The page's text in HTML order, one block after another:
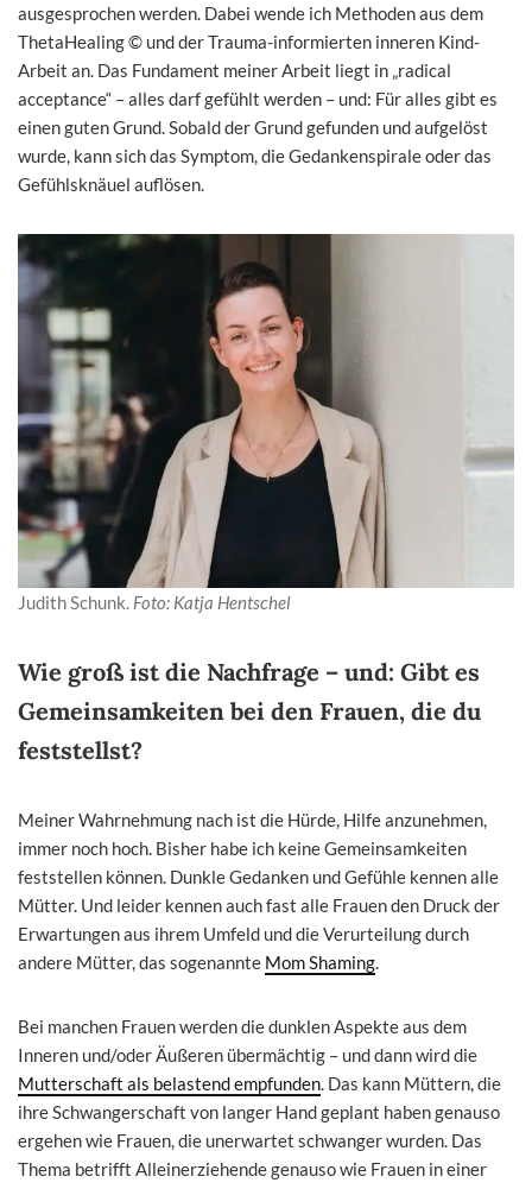
ausgesprochen werden. Dabei wende ich Methoden aus dem
ThetaHealing © und der Trauma-informierten inneren Kind-
Arbeit an. Das Fundament meiner Arbeit liegt in „radical
acceptance“ – alles darf gefühlt werden – und: Für alles gibt es
einen guten Grund. Sobald der Grund gefunden und aufgelöst
wurde, kann sich das Symptom, die Gedankenspirale oder das
Gefühlsknäuel auflösen.
Judith Schunk. Foto: Katja Hentschel
Wie groß ist die Nachfrage – und: Gibt es
Gemeinsamkeiten bei den Frauen, die du
feststellst?
Meiner Wahrnehmung nach ist die Hürde, Hilfe anzunehmen,
immer noch hoch. Bisher habe ich keine Gemeinsamkeiten
feststellen können. Dunkle Gedanken und Gefühle kennen alle
Mütter. Und leider kennen auch fast alle Frauen den Druck der
Erwartungen aus ihrem Umfeld und die Verurteilung durch
andere Mütter, das sogenannte Mom Shaming.
Bei manchen Frauen werden die dunklen Aspekte aus dem
Inneren und/oder Äußeren übermächtig – und dann wird die
Mutterschaft als belastend empfunden. Das kann Müttern, die
ihre Schwangerschaft von langer Hand geplant haben genauso
ergehen wie Frauen, die unerwartet schwanger wurden. Das
Thema betrifft Alleinerziehende genauso wie Frauen in einer